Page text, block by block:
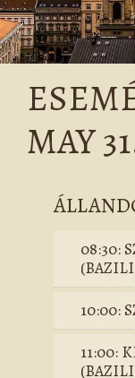
MAY
08:30:
10:00:
11:00: